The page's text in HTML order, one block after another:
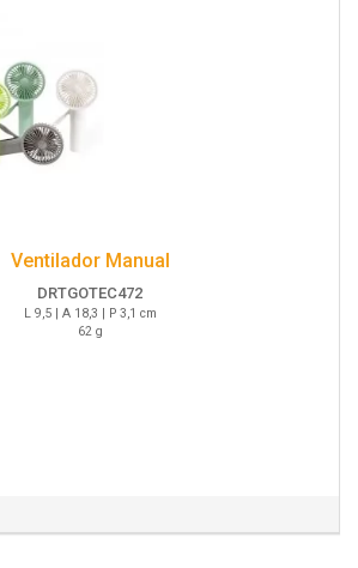
Ventilador Manual
DRTGOTEC472
L 9,5 | A 18,3 | P 3,1 cm
62 g